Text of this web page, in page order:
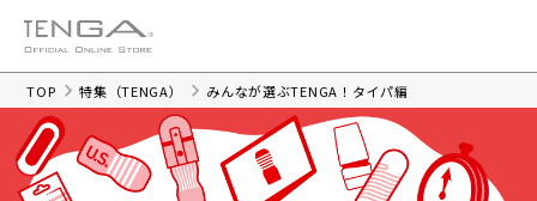
TOP 特集（TENGA） みんなが選ぶTENGA！タイパ編